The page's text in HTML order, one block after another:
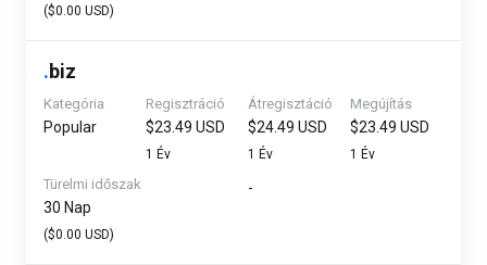
($0.00 USD)
.biz
Kategória
Popular
Regisztráció
$23.49 USD
1 Év
Átregisztáció
$24.49 USD
1 Év
Megújítás
$23.49 USD
1 Év
Türelmi időszak
30 Nap
($0.00 USD)
-